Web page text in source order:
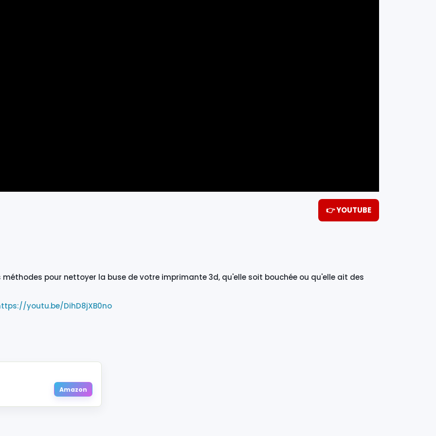
👉 YOUTUBE
pour nettoyer la buse de votre imprimante 3d, qu'elle soit bouchée ou qu'elle ait des
youtu.be/DihD8jXB0no
Amazon